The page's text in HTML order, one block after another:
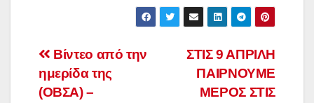
Πλοήγηση
άρθρων
ΣΤΙΣ 9 ΑΠΡΙΛΗ
ΠΑΙΡΝΟΥΜΕ
ΜΕΡΟΣ ΣΤΙΣ
Βίντεο από την
ημερίδα της
(ΟΒΣΑ) –